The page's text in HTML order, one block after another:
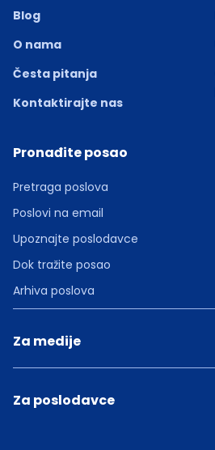
Blog
O nama
Česta pitanja
Kontaktirajte nas
Pronađite posao
Pretraga poslova
Poslovi na email
Upoznajte poslodavce
Dok tražite posao
Arhiva poslova
Za medije
Za poslodavce